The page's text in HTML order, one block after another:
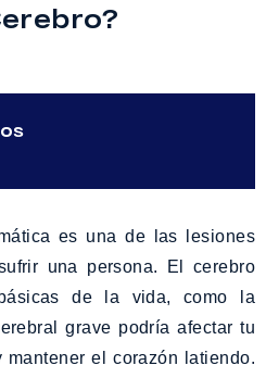
es una de las lesiones
una persona. El cerebro
de la vida, como la
grave podría afectar tu
el corazón latiendo.